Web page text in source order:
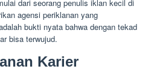
dari seorang penulis iklan kecil di
agensi periklanan yang
bukti nyata bahwa dengan tekad
bisa terwujud.
Karier